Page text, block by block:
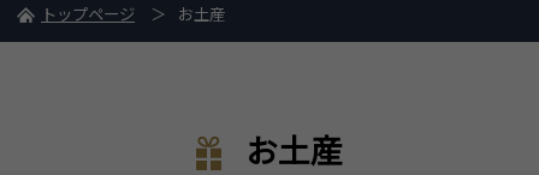
トップページ お土産
お土産